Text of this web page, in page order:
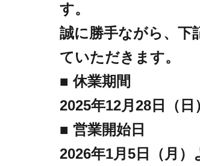
す。
誠に勝手ながら、下
ていただきます。
■ 休業期間
2025年12月28日（日
■ 営業開始日
2026年1月5日（月）